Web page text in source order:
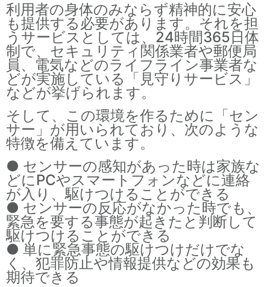
利用者の身体のみならず精神的に安心
も提供する必要があります。それを担
うサービスとしては、24時間365日体
制で、セキュリティ関係業者や郵便局
員、電気などのライフライン事業者な
どが実施している「見守りサービス」
などが挙げられます。
そして、この環境を作るために「セン
サー」が用いられており、次のような
特徴を備えています。
● センサーの感知があった時は家族な
どにPCやスマートフォンなどに連絡
が入り、駆けつけることができる
● センサーの反応がなかった時でも、
緊急を要する事態が起きたと判断して
駆けつけることができる
● 単に緊急事態の駆けつけだけでな
く、犯罪防止や情報提供などの効果も
期待できる